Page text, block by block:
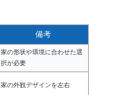
備考
家の形状や環境に合わせた選
択が必要
家の外観デザインを左右